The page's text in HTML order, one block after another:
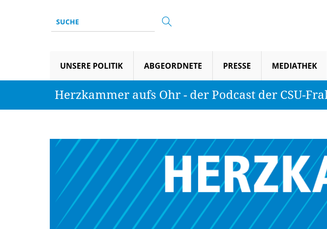
UNSERE POLITIK ABGEORDNETE PRESSE MEDIATHEK
Herzkammer aufs Ohr - der Podcast der CSU-